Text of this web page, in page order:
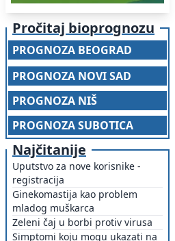
Pročitaj bioprognozu
PROGNOZA BEOGRAD
PROGNOZA NOVI SAD
PROGNOZA NIŠ
PROGNOZA SUBOTICA
Najčitanije
Uputstvo za nove korisnike -
registracija
Ginekomastija kao problem
mladog muškarca
Zeleni čaj u borbi protiv virusa
Simptomi koju mogu ukazati na